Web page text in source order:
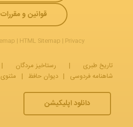
قوانین و مقررات
| HTML Sitemap | Privacy
تاریخ طبری | رستاخیز مردگان |
شاهنامه فردوسی | دیوان حافظ |
دانلود اپلیکیشن